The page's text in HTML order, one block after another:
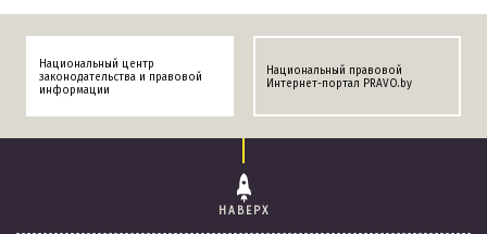
Национальный центр
законодательства и правовой
информации
Национальный правовой
Интернет-портал PRAVO.by
НАВЕРХ